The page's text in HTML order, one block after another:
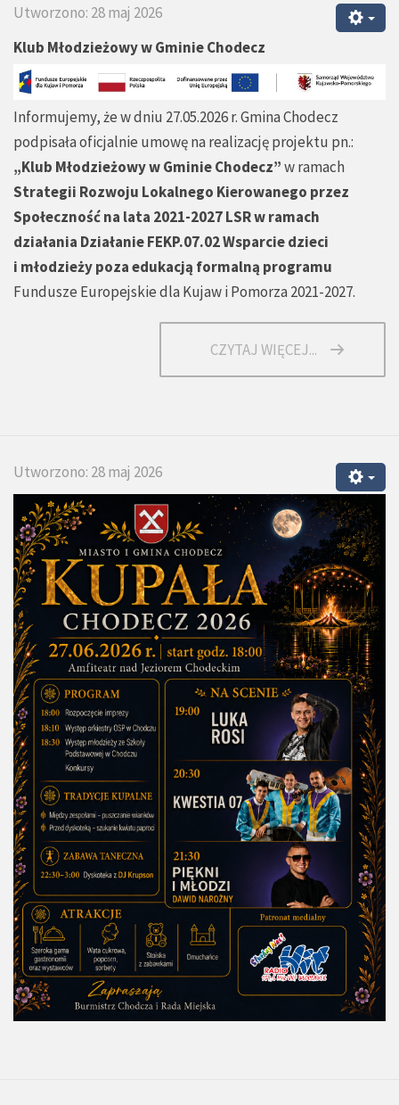
Utworzono: 28 maj 2026
Klub Młodzieżowy w Gminie Chodecz
Informujemy, że w dniu 27.05.2026 r. Gmina Chodecz
podpisała oficjalnie umowę na realizację projektu pn.:
„Klub Młodzieżowy w Gminie Chodecz”w ramach
Strategii Rozwoju Lokalnego Kierowanego przez
Społeczność na lata 2021-2027 LSR w ramach
działania Działanie FEKP.07.02 Wsparcie dzieci
i młodzieży poza edukacją formalną programu
Fundusze Europejskie dla Kujaw i Pomorza 2021-2027.
CZYTAJ WIĘCEJ...
Utworzono: 28 maj 2026